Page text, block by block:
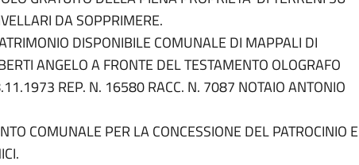
DA SOPPRIMERE.
DISPONIBILE COMUNALE DI MAPPALI DI
ANGELO A FRONTE DEL TESTAMENTO OLOGRAFO
REP. N. 16580 RACC. N. 7087 NOTAIO ANTONIO
COMUNALE PER LA CONCESSIONE DEL PATROCINIO E